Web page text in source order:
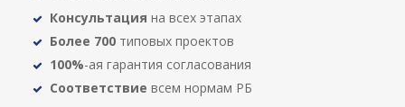
Консультация на всех этапах
Более 700 типовых проектов
100%-ая гарантия согласования
Соответствие всем нормам РБ